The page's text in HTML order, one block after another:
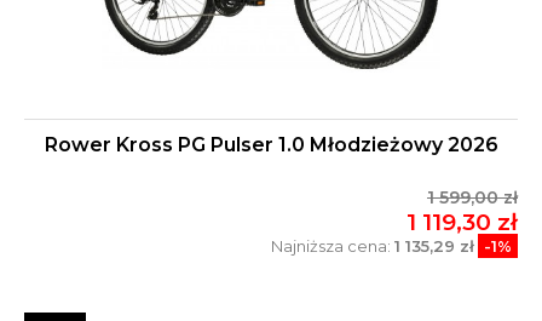
Rower Kross PG Pulser 1.0 Młodzieżowy 2026
1 599,00 zł
1 119,30 zł
Najniższa cena: 1 135,29 zł -1%